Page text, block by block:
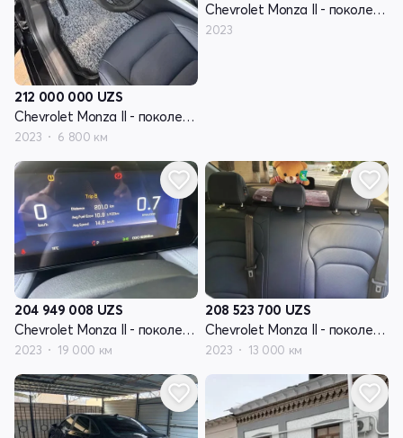
212 000 000 UZS
Chevrolet Monza II - поколение рестайлинг
2023 6 800 км
Chevrolet Monza II - поколение рестайлинг
2023
204 949 008 UZS
Chevrolet Monza II - поколение рестайлинг
2023 19 000 км
208 523 700 UZS
Chevrolet Monza II - поколение рестайлинг
2023 13 000 км